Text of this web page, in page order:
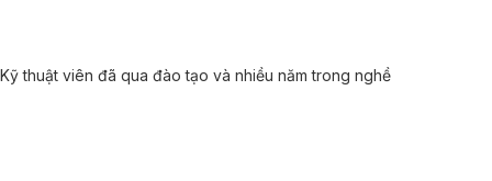
Kỹ thuật viên đã qua đào tạo và nhiều năm trong nghề